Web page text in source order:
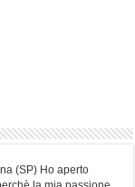
(SP) Ho aperto